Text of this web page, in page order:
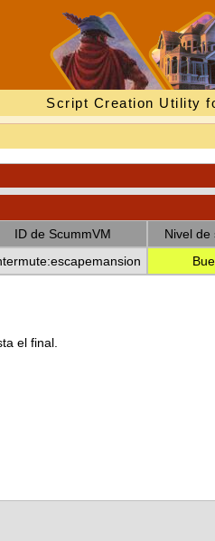
Script Creation Utility
ID de ScummVM
Nivel de
el final.